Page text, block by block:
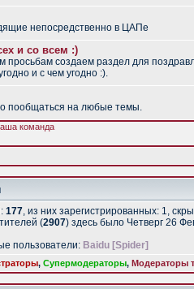
непосредственно в ЦАПе
и со всем :)
просьбам создаем раздел для
и с чем угодно :).
пообщаться на любые темы.
команда
177, из них зарегистрированных: 1,
(2907) здесь было Четверг 26
пользователи: Baidu [Spider]
, Супермодераторы, Модераторы